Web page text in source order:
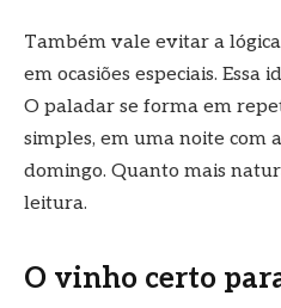
Também vale evitar a
em ocasiões especiais. Essa
O paladar se forma em
simples, em uma noite com
domingo. Quanto mais
leitura.
O vinho certo